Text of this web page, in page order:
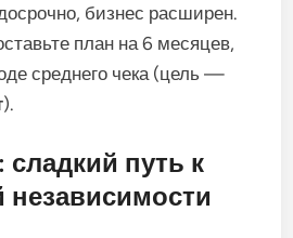
бизнес расширен.
план на 6 месяцев,
среднего чека (цель —
).
путь к